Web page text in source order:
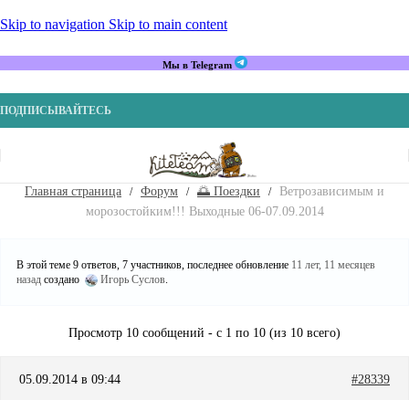
Skip to navigation Skip to main content
Мы в Telegram
ПОДПИСЫВАЙТЕСЬ
Главная страница Форум 🌅 Поездки
Ветрозависимым и
морозостойким!!! Выходные 06-07.09.2014
В этой теме 9 ответов, 7 участников, последнее обновление 11 лет, 11 месяцев
назад создано Игорь Суслов.
Просмотр 10 сообщений - с 1 по 10 (из 10 всего)
05.09.2014 в 09:44 #28339